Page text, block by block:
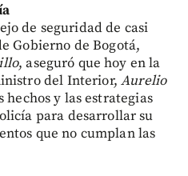
de seguridad de casi
Gobierno de Bogotá,
, aseguró que hoy en la
del Interior,Aurelio
hechos y las estrategias
para desarrollar su
que no cumplan las